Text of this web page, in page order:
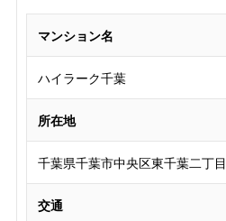
マンション名
ハイラーク千葉
所在地
千葉県千葉市中央区東千葉二丁目
交通